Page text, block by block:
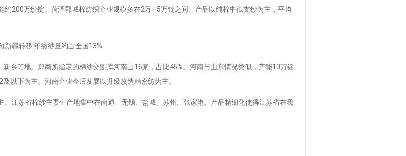
200万纱锭。菏泽郓城棉纺织企业规模多在2万—5万锭之间。产品以纯棉中低支纱为主，平均
等地。郑商所指定的棉纱交割库河南占16家，占比46%。河南与山东情况类似，产能10万锭
以下为主。河南企业今后发展以升级改造精密纺为主。
苏省棉纱主要生产地集中在南通、无锡、盐城、苏州、张家港。产品精细化使得江苏省在我